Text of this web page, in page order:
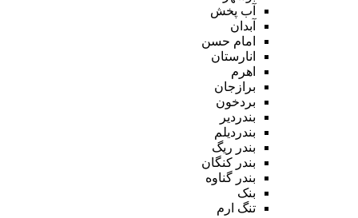
آب پخش
آبدان
امام حسن
انارستان
اهرم
برازجان
بردخون
بندردیر
بندردیلم
بندر ریگ
بندر کنگان
بندر گناوه
بنک
تنگ ارم